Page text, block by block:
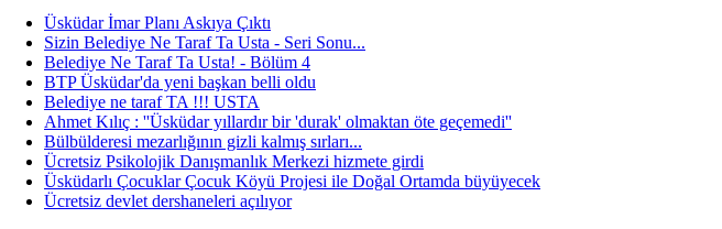
Üsküdar İmar Planı Askıya Çıktı
Sizin Belediye Ne Taraf Ta Usta - Seri Sonu...
Belediye Ne Taraf Ta Usta! - Bölüm 4
BTP Üsküdar'da yeni başkan belli oldu
Belediye ne taraf TA !!! USTA
Ahmet Kılıç : ''Üsküdar yıllardır bir 'durak' olmaktan öte geçemedi''
Bülbülderesi mezarlığının gizli kalmış sırları...
Ücretsiz Psikolojik Danışmanlık Merkezi hizmete girdi
Üsküdarlı Çocuklar Çocuk Köyü Projesi ile Doğal Ortamda büyüyecek
Ücretsiz devlet dershaneleri açılıyor